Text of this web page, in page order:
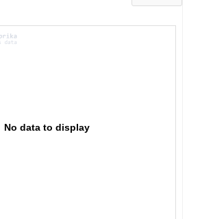
No data to display